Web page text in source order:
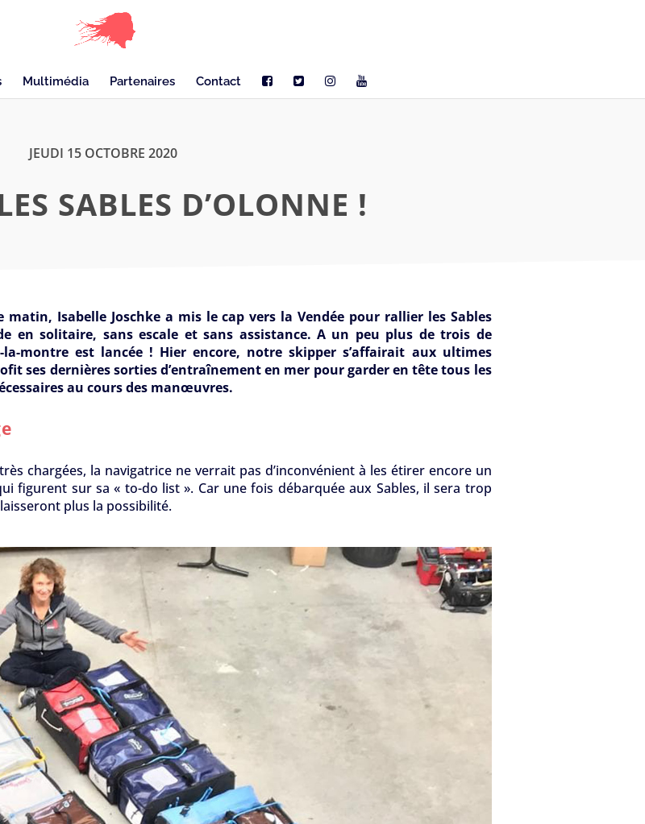
Multimédia Partenaires Contact
JEUDI 15 OCTOBRE 2020
SABLES D’OLONNE !
matin, Isabelle Joschke a mis le cap vers la Vendée pour rallier les Sables
en solitaire, sans escale et sans assistance. A un peu plus de trois de
montre est lancée ! Hier encore, notre skipper s’affairait aux ultimes
ses dernières sorties d’entraînement en mer pour garder en tête tous les
au cours des manœuvres.
chargées, la navigatrice ne verrait pas d’inconvénient à les étirer encore un
figurent sur sa « to-do list ». Car une fois débarquée aux Sables, il sera trop
plus la possibilité.